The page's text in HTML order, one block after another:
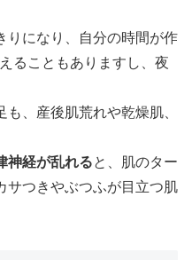
りになり、自分の時間が作
ることもありますし、夜
、産後肌荒れや乾燥肌、
神経が乱れると、肌のター
サつきやぶつふが目立つ肌